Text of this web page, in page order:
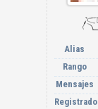
Alias
Rango
Mensajes
Registrado